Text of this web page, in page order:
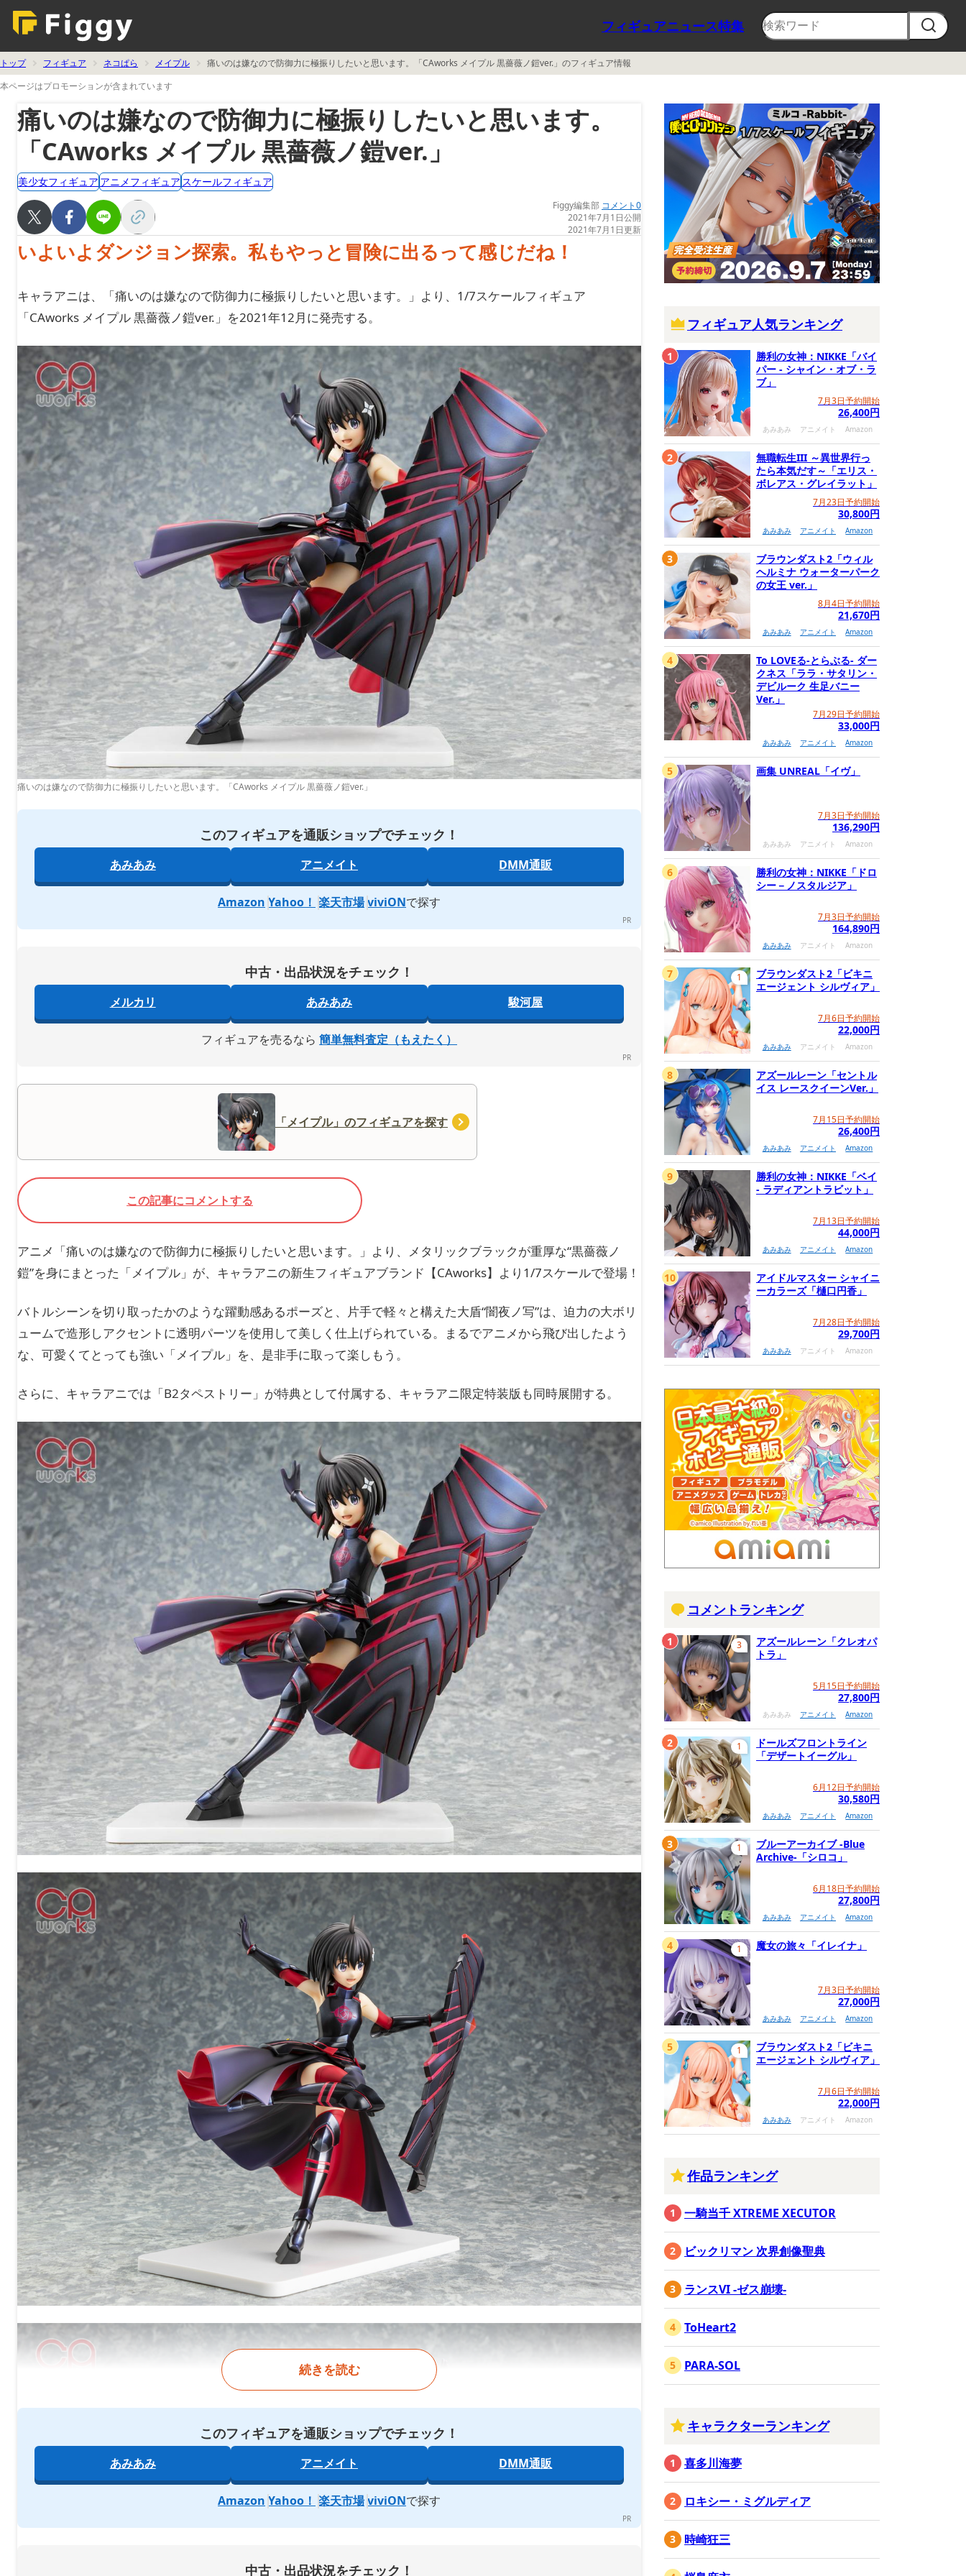
フィギュアニュース特集
トップ フィギュア ネコぱら メイプル
痛いのは嫌なので防御力に極振りしたいと思います。「CAworks メイプル 黒薔薇ノ鎧ver.」のフィギュア情報
本ページはプロモーションが含まれています
痛いのは嫌なので防御力に極振りしたいと思います。
「CAworks メイプル 黒薔薇ノ鎧ver.」
美少女フィギュア アニメフィギュア スケールフィギュア
Figgy編集部 コメント0
2021年7月1日公開
2021年7月1日更新
いよいよダンジョン探索。私もやっと冒険に出るって感じだね！
キャラアニは、「痛いのは嫌なので防御力に極振りしたいと思います。」より、1/7スケールフィギュア
「CAworks メイプル 黒薔薇ノ鎧ver.」を2021年12月に発売する。
痛いのは嫌なので防御力に極振りしたいと思います。「CAworks メイプル 黒薔薇ノ鎧ver.」
このフィギュアを通販ショップでチェック！
あみあみ アニメイト DMM通販
Amazon Yahoo！ 楽天市場 viviONで探す
中古・出品状況をチェック！
メルカリ あみあみ 駿河屋
フィギュアを売るなら 簡単無料査定（もえたく）
「メイプル」のフィギュアを探す
この記事にコメントする
アニメ「痛いのは嫌なので防御力に極振りしたいと思います。」より、メタリックブラックが重厚な“黒薔薇ノ
鎧”を身にまとった「メイプル」が、キャラアニの新生フィギュアブランド【CAworks】より1/7スケールで登場！
バトルシーンを切り取ったかのような躍動感あるポーズと、片手で軽々と構えた大盾“闇夜ノ写”は、迫力の大ボリ
ュームで造形しアクセントに透明パーツを使用して美しく仕上げられている。まるでアニメから飛び出したよう
な、可愛くてとっても強い「メイプル」を、是非手に取って楽しもう。
さらに、キャラアニでは「B2タペストリー」が特典として付属する、キャラアニ限定特装版も同時展開する。
続きを読む
このフィギュアを通販ショップでチェック！
あみあみ アニメイト DMM通販
Amazon Yahoo！ 楽天市場 viviONで探す
中古・出品状況をチェック！
フィギュア人気ランキング
勝利の女神：NIKKE「バイ
パー - シャイン・オブ・ラ
ブ」
7月3日予約開始
26,400円
あみあみ アニメイト Amazon
1
無職転生III ～異世界行っ
たら本気だす～「エリス・
ボレアス・グレイラット」
7月23日予約開始
30,800円
あみあみ アニメイト Amazon
2
ブラウンダスト2「ウィル
ヘルミナ ウォーターパーク
の女王 ver.」
8月4日予約開始
21,670円
あみあみ アニメイト Amazon
3
To LOVEる-とらぶる- ダー
クネス「ララ・サタリン・
デビルーク 生足バニー
Ver.」
7月29日予約開始
33,000円
あみあみ アニメイト Amazon
4
画集 UNREAL「イヴ」
7月3日予約開始
136,290円
あみあみ アニメイト Amazon
5
勝利の女神：NIKKE「ドロ
シー－ノスタルジア」
7月3日予約開始
164,890円
あみあみ アニメイト Amazon
6
ブラウンダスト2「ビキニ
エージェント シルヴィア」
7月6日予約開始
22,000円
あみあみ アニメイト Amazon
1
7
アズールレーン「セントル
イス レースクイーンVer.」
7月15日予約開始
26,400円
あみあみ アニメイト Amazon
8
勝利の女神：NIKKE「ベイ
- ラディアントラビット」
7月13日予約開始
44,000円
あみあみ アニメイト Amazon
9
アイドルマスター シャイニ
ーカラーズ「樋口円香」
7月28日予約開始
29,700円
あみあみ アニメイト Amazon
10
コメントランキング
アズールレーン「クレオパ
トラ」
5月15日予約開始
27,800円
あみあみ アニメイト Amazon
3
1
ドールズフロントライン
「デザートイーグル」
6月12日予約開始
30,580円
あみあみ アニメイト Amazon
1
2
ブルーアーカイブ -Blue
Archive-「シロコ」
6月18日予約開始
27,800円
あみあみ アニメイト Amazon
1
3
魔女の旅々「イレイナ」
7月3日予約開始
27,000円
あみあみ アニメイト Amazon
1
4
ブラウンダスト2「ビキニ
エージェント シルヴィア」
7月6日予約開始
22,000円
あみあみ アニメイト Amazon
1
5
作品ランキング
一騎当千 XTREME XECUTOR
ビックリマン 次界創像聖典
ランスVI -ゼス崩壊-
ToHeart2
PARA-SOL
キャラクターランキング
喜多川海夢
ロキシー・ミグルディア
時崎狂三